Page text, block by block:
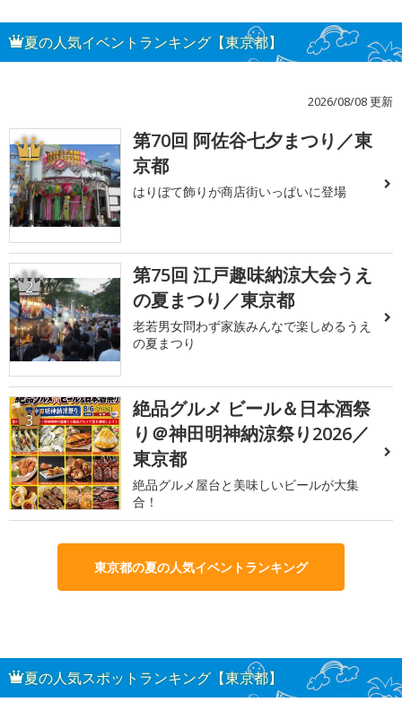
夏の人気イベントランキング【東京都】
2026/08/08 更新
1
第70回 阿佐谷七夕まつり／東
京都
はりぼて飾りが商店街いっぱいに登場
2
第75回 江戸趣味納涼大会うえ
の夏まつり／東京都
老若男女問わず家族みんなで楽しめるうえ
の夏まつり
3
絶品グルメ ビール＆日本酒祭
り＠神田明神納涼祭り2026／
東京都
絶品グルメ屋台と美味しいビールが大集
合！
東京都の夏の人気イベントランキング
夏の人気スポットランキング【東京都】